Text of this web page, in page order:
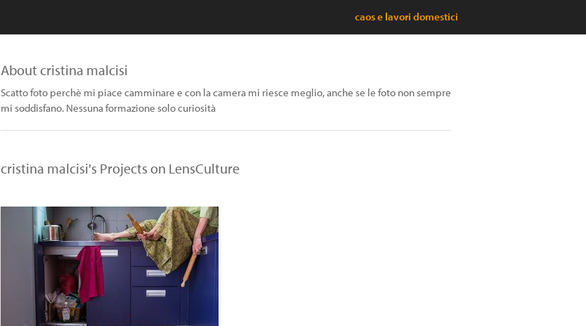
caos e lavori domestici
About cristina malcisi
Scatto foto perchè mi piace camminare e con la camera mi riesce meglio, anche se le foto non sempre
mi soddisfano. Nessuna formazione solo curiosità
cristina malcisi's Projects on LensCulture